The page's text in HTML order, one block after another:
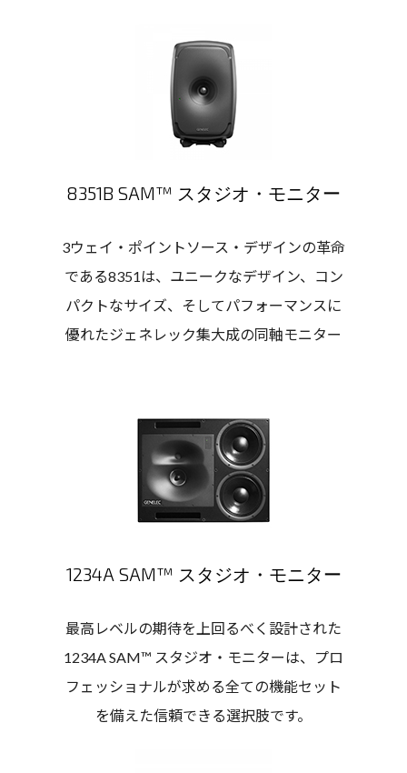
8351B SAM™ スタジオ・モニター
3ウェイ・ポイントソース・デザインの革命
である8351は、ユニークなデザイン、コン
パクトなサイズ、そしてパフォーマンスに
優れたジェネレック集大成の同軸モニター
1234A SAM™ スタジオ・モニター
最高レベルの期待を上回るべく設計された
1234A SAM™ スタジオ・モニターは、プロ
フェッショナルが求める全ての機能セット
を備えた信頼できる選択肢です。